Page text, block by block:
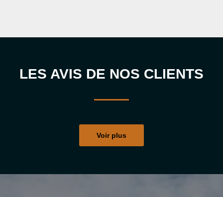
LES AVIS DE NOS CLIENTS
Voir plus